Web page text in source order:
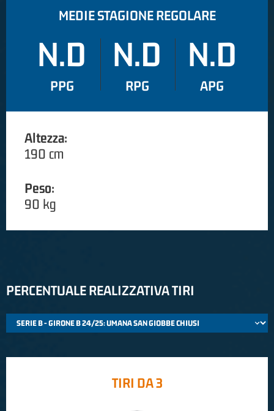
MEDIE STAGIONE REGOLARE
N.D
PPG
N.D
RPG
N.D
APG
Altezza:
190 cm
Peso:
90 kg
PERCENTUALE REALIZZATIVA TIRI
TIRI DA 3